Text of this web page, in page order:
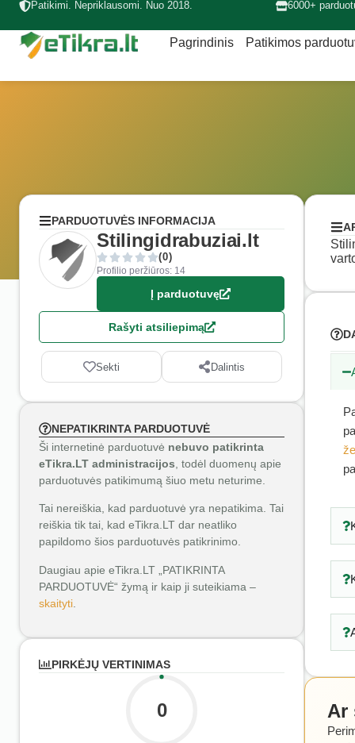
Patikimi. Nepriklausomi. Nuo 2018. 6000+
Pagrindinis Patikimos
PARDUOTUVĖS INFORMACIJA
Stilingidrabuziai.lt
(0)
Profilio peržiūros: 14
Į parduotuvę
Rašyti atsiliepimą
Sekti Dalintis
NEPATIKRINTA PARDUOTUVĖ
Ši internetinė parduotuvė nebuvo patikrinta
eTikra.LT administracijos , todėl duomenų apie
parduotuvės patikimumą šiuo metu neturime.
Tai nereiškia, kad parduotuvė yra nepatikima. Tai
reiškia tik tai, kad eTikra.LT dar neatliko
papildomo šios parduotuvės patikrinimo.
Daugiau apie eTikra.LT „PATIKRINTA
PARDUOTUVĖ“ žymą ir kaip ji suteikiama –
skaityti
PIRKĖJŲ VERTINIMAS
0 Ar